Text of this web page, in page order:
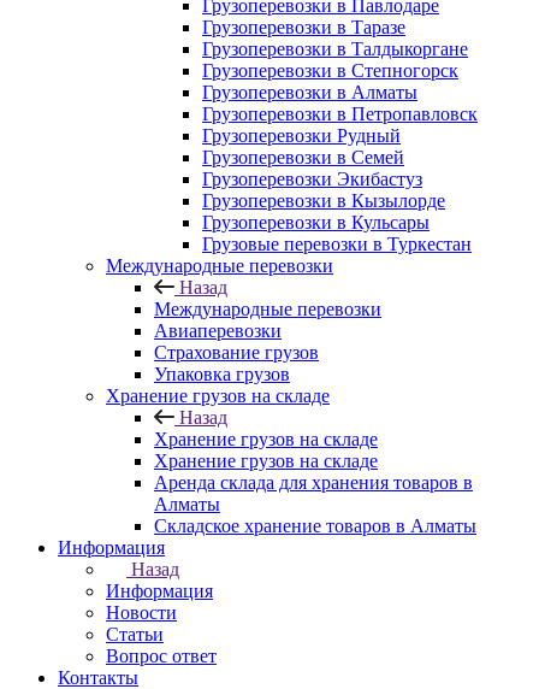
Грузоперевозки в Павлодаре
Грузоперевозки в Таразе
Грузоперевозки в Талдыкоргане
Грузоперевозки в Степногорск
Грузоперевозки в Алматы
Грузоперевозки в Петропавловск
Грузоперевозки Рудный
Грузоперевозки в Семей
Грузоперевозки Экибастуз
Грузоперевозки в Кызылорде
Грузоперевозки в Кульсары
Грузовые перевозки в Туркестан
Международные перевозки
Назад
Международные перевозки
Авиаперевозки
Страхование грузов
Упаковка грузов
Хранение грузов на складе
Назад
Хранение грузов на складе
Хранение грузов на складе
Аренда склада для хранения товаров в
Алматы
Складское хранение товаров в Алматы
Информация
Назад
Информация
Новости
Статьи
Вопрос ответ
Контакты